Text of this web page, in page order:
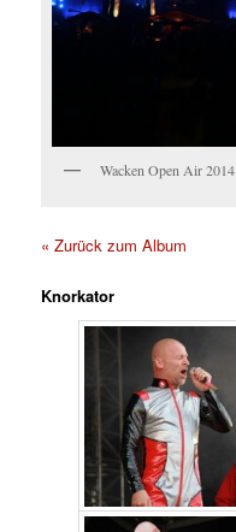
Wacken Open Air 2014
« Zurück zum Album
Knorkator